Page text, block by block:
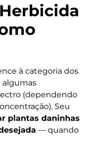
à categoria dos
algumas
(dependendo
Seu
plantas daninhas
— quando